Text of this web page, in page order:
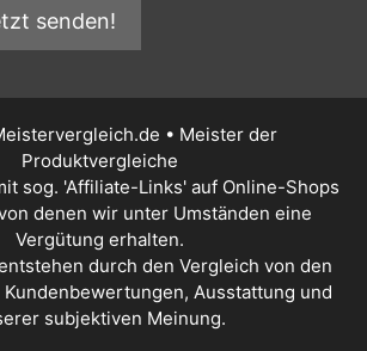
• Meister der
Produktvergleiche
sog. 'Affiliate-Links' auf Online-Shops
denen wir unter Umständen eine
Vergütung erhalten.
durch den Vergleich von den
Kundenbewertungen, Ausstattung und
subjektiven Meinung.